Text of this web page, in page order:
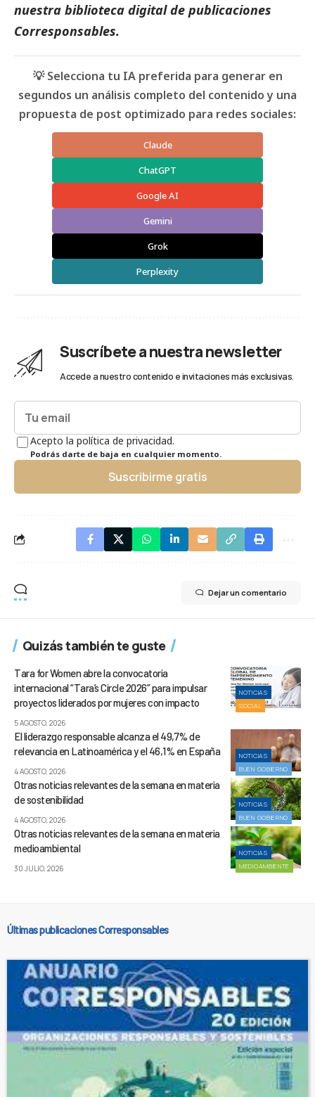
nuestra biblioteca digital de publicaciones
Corresponsables.
💡 Selecciona tu IA preferida para generar en
segundos un análisis completo del contenido y una
propuesta de post optimizado para redes sociales:
Claude
ChatGPT
Google AI
Gemini
Grok
Perplexity
Suscríbete a nuestra newsletter
Accede a nuestro contenido e invitaciones más exclusivas.
Acepto la política de privacidad.
Podrás darte de baja en cualquier momento.
Suscribirme gratis
Dejar un comentario
Quizás también te guste
NOTICIAS
SOCIAL
Tara for Women abre la convocatoria
internacional “Tara’s Circle 2026” para impulsar
proyectos liderados por mujeres con impacto
5 AGOSTO, 2026
NOTICIAS
BUEN GOBIERNO
El liderazgo responsable alcanza el 49,7% de
relevancia en Latinoamérica y el 46,1% en España
4 AGOSTO, 2026
NOTICIAS
BUEN GOBIERNO
Otras noticias relevantes de la semana en materia
de sostenibilidad
4 AGOSTO, 2026
NOTICIAS
MEDIOAMBIENTE
Otras noticias relevantes de la semana en materia
medioambiental
30 JULIO, 2026
Últimas publicaciones Corresponsables